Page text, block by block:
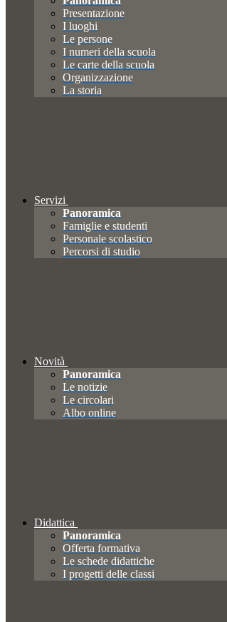
Presentazione
I luoghi
Le persone
I numeri della scuola
Le carte della scuola
Organizzazione
La storia
Servizi
Panoramica
Famiglie e studenti
Personale scolastico
Percorsi di studio
Novità
Panoramica
Le notizie
Le circolari
Albo online
Didattica
Panoramica
Offerta formativa
Le schede didattiche
I progetti delle classi